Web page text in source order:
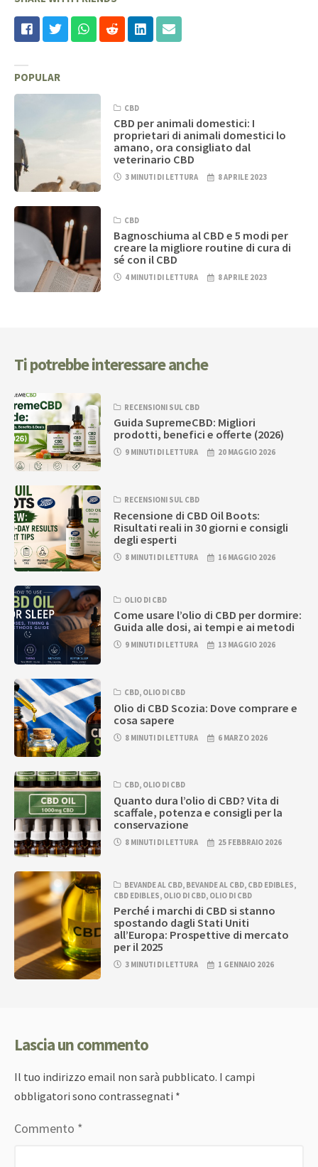
POPULAR
CBD
CBD per animali domestici: I
proprietari di animali domestici lo
amano, ora consigliato dal
veterinario CBD
3 MINUTI DI LETTURA 8 APRILE 2023
CBD
Bagnoschiuma al CBD e 5 modi per
creare la migliore routine di cura di
sé con il CBD
4 MINUTI DI LETTURA 8 APRILE 2023
Ti potrebbe interessare anche
RECENSIONI SUL CBD
Guida SupremeCBD: Migliori
prodotti, benefici e offerte (2026)
9 MINUTI DI LETTURA 20 MAGGIO 2026
RECENSIONI SUL CBD
Recensione di CBD Oil Boots:
Risultati reali in 30 giorni e consigli
degli esperti
8 MINUTI DI LETTURA 16 MAGGIO 2026
OLIO DI CBD
Come usare l’olio di CBD per dormire:
Guida alle dosi, ai tempi e ai metodi
9 MINUTI DI LETTURA 13 MAGGIO 2026
CBD, OLIO DI CBD
Olio di CBD Scozia: Dove comprare e
cosa sapere
8 MINUTI DI LETTURA 6 MARZO 2026
CBD, OLIO DI CBD
Quanto dura l’olio di CBD? Vita di
scaffale, potenza e consigli per la
conservazione
8 MINUTI DI LETTURA 25 FEBBRAIO 2026
BEVANDE AL CBD, BEVANDE AL CBD, CBD EDIBLES,
CBD EDIBLES, OLIO DI CBD, OLIO DI CBD
Perché i marchi di CBD si stanno
spostando dagli Stati Uniti
all’Europa: Prospettive di mercato
per il 2025
3 MINUTI DI LETTURA 1 GENNAIO 2026
Lascia un commento
Il tuo indirizzo email non sarà pubblicato. I campi
obbligatori sono contrassegnati *
Commento *